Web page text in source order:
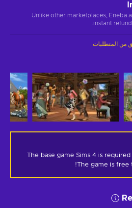
Unlike other marketplaces, Eneba
instant
من المتطلبات
The base game Sims 4 is
The game is free